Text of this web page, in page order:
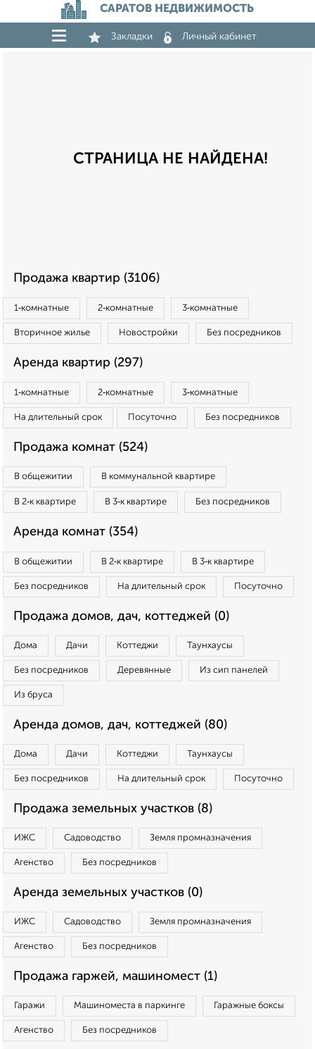
САРАТОВ НЕДВИЖИМОСТЬ
Закладки Личный кабинет
СТРАНИЦА НЕ НАЙДЕНА!
Продажа квартир (3106)
1‑комнатные 2‑комнатные 3‑комнатные
Вторичное жилье Новостройки Без посредников
Аренда квартир (297)
1‑комнатные 2‑комнатные 3‑комнатные
На длительный срок Посуточно Без посредников
Продажа комнат (524)
В общежитии В коммунальной квартире
В 2‑к квартире В 3‑к квартире Без посредников
Аренда комнат (354)
В общежитии В 2‑к квартире В 3‑к квартире
Без посредников На длительный срок Посуточно
Продажа домов, дач, коттеджей (0)
Дома Дачи Коттеджи Таунхаусы
Без посредников Деревянные Из сип панелей
Из бруса
Аренда домов, дач, коттеджей (80)
Дома Дачи Коттеджи Таунхаусы
Без посредников На длительный срок Посуточно
Продажа земельных участков (8)
ИЖС Садоводство Земля промназначения
Агенство Без посредников
Аренда земельных участков (0)
ИЖС Садоводство Земля промназначения
Агенство Без посредников
Продажа гаржей, машиномест (1)
Гаражи Машиноместа в паркинге Гаражные боксы
Агенство Без посредников